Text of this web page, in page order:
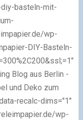
basteln-mit-
wp-
DIY-Basteln-
Blog aus Berlin -
und Deko zum
recalc-dims="1"
wp-